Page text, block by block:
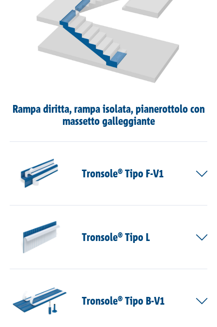
Rampa diritta, rampa isolata, pianerottolo con
massetto galleggiante
Tronsole® Tipo F-V1
Tronsole® Tipo L
Tronsole® Tipo B-V1